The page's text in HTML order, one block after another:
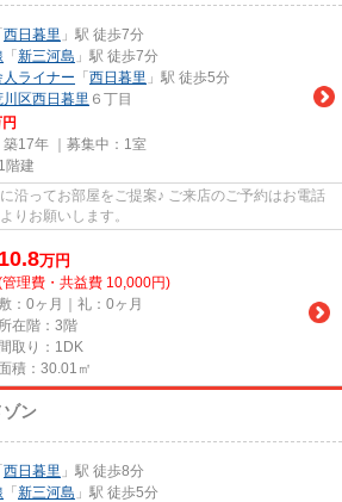
西日暮里 」駅 徒歩7分
「 新三河島 」駅 徒歩7分
人ライナー 「 西日暮里 」駅 徒歩5分
川区西日暮里 ６丁目
17年 ｜募集中： 1室
階建
沿ってお部屋をご提案♪ ご来店のご予約はお電話
りお願いします。
10.8万円
管理費・共益費 10,000円)
敷：0ヶ月｜礼：0ヶ月
所在階：3階
間取り：1DK
積：30.01㎡
ン
西日暮里 」駅 徒歩8分
「 新三河島 」駅 徒歩5分